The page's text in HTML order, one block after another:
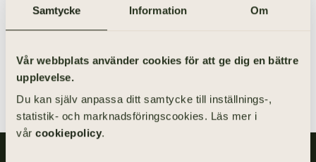
Samtycke Information Om
Vår webbplats använder cookies för att ge dig en bättre
upplevelse.
Du kan själv anpassa ditt samtycke till inställnings-,
statistik- och marknadsföringscookies. Läs mer i
vår cookiepolicy.
din framtidsfullmakt. Ett annat alternativ är att den du
utsett som framtidsfullmaktshavare förvarar din